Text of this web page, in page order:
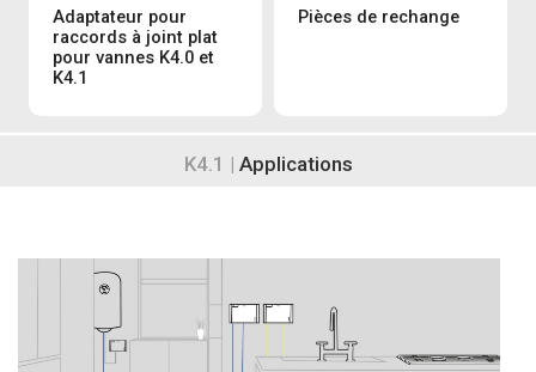
Adaptateur pour
raccords à joint plat
pour vannes K4.0 et
K4.1
Pièces de rechange
K4.1 | Applications